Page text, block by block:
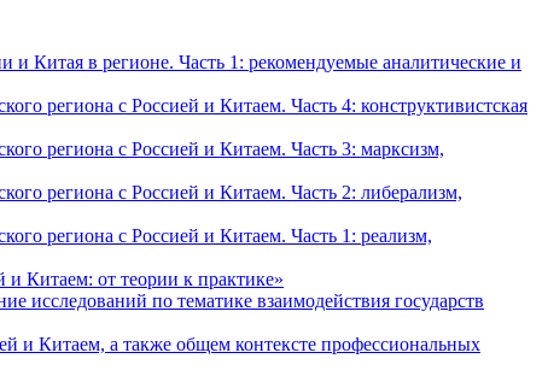
Китая в регионе. Часть 1: рекомендуемые аналитические и
региона с Россией и Китаем. Часть 4: конструктивистская
региона с Россией и Китаем. Часть 3: марксизм,
региона с Россией и Китаем. Часть 2: либерализм,
региона с Россией и Китаем. Часть 1: реализм,
и Китаем: от теории к практике»
по тематике взаимодействия государств
и Китаем, а также общем контексте профессиональных